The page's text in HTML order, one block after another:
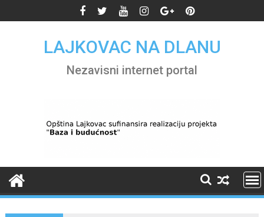
to
LAJKOVAC NA DLANU
Nezavisni internet portal